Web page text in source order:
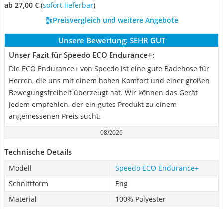
ab 27,00 € ( Sofort lieferbar)
Preisvergleich und weitere Angebote
Unsere Bewertung: SEHR GUT
Unser Fazit für Speedo ECO Endurance+:
Die ECO Endurance+ von Speedo ist eine gute Badehose für
Herren, die uns mit einem hohen Komfort und einer großen
Bewegungsfreiheit überzeugt hat. Wir können das Gerät
jedem empfehlen, der ein gutes Produkt zu einem
angemessenen Preis sucht.
08/2026
Technische Details
Modell
Speedo ECO Endurance+
Schnittform
Eng
Material
100% Polyester